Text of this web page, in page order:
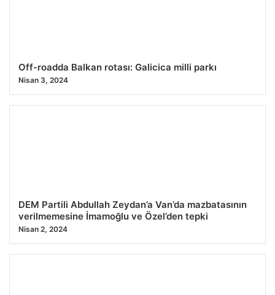
Off-roadda Balkan rotası: Galicica milli parkı
Nisan 3, 2024
DEM Partili Abdullah Zeydan’a Van’da mazbatasının
verilmemesine İmamoğlu ve Özel’den tepki
Nisan 2, 2024